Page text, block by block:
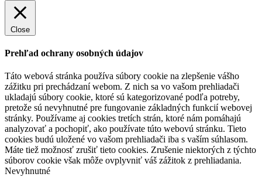
Close
Prehľad ochrany osobných údajov
Táto webová stránka používa súbory cookie na zlepšenie vášho
zážitku pri prechádzaní webom. Z nich sa vo vašom prehliadači
ukladajú súbory cookie, ktoré sú kategorizované podľa potreby,
pretože sú nevyhnutné pre fungovanie základných funkcií webovej
stránky. Používame aj cookies tretích strán, ktoré nám pomáhajú
analyzovať a pochopiť, ako používate túto webovú stránku. Tieto
cookies budú uložené vo vašom prehliadači iba s vaším súhlasom.
Máte tiež možnosť zrušiť tieto cookies. Zrušenie niektorých z týchto
súborov cookie však môže ovplyvniť váš zážitok z prehliadania.
Nevyhnutné